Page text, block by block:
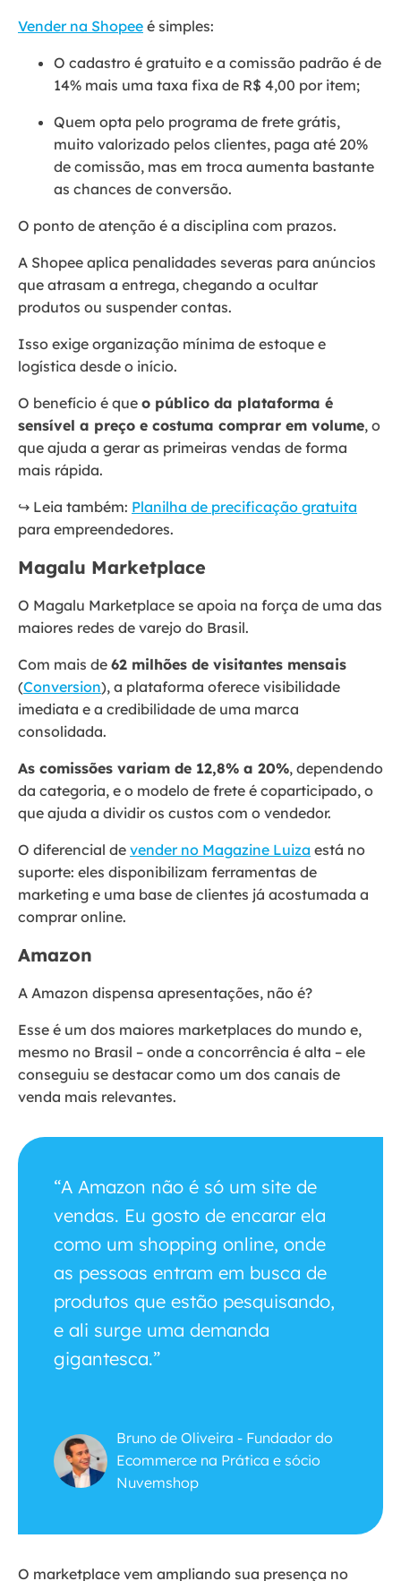
Vender na Shopee é simples:
O cadastro é gratuito e a comissão padrão é de
14% mais uma taxa fixa de R$ 4,00 por item;
Quem opta pelo programa de frete grátis,
muito valorizado pelos clientes, paga até 20%
de comissão, mas em troca aumenta bastante
as chances de conversão.
O ponto de atenção é a disciplina com prazos.
A Shopee aplica penalidades severas para anúncios
que atrasam a entrega, chegando a ocultar
produtos ou suspender contas.
Isso exige organização mínima de estoque e
logística desde o início.
O benefício é que o público da plataforma é
sensível a preço e costuma comprar em volume, o
que ajuda a gerar as primeiras vendas de forma
mais rápida.
↪️ Leia também: Planilha de precificação gratuita
para empreendedores.
Magalu Marketplace
O Magalu Marketplace se apoia na força de uma das
maiores redes de varejo do Brasil.
Com mais de 62 milhões de visitantes mensais
(Conversion), a plataforma oferece visibilidade
imediata e a credibilidade de uma marca
consolidada.
As comissões variam de 12,8% a 20%, dependendo
da categoria, e o modelo de frete é coparticipado, o
que ajuda a dividir os custos com o vendedor.
O diferencial de vender no Magazine Luiza está no
suporte: eles disponibilizam ferramentas de
marketing e uma base de clientes já acostumada a
comprar online.
Amazon
A Amazon dispensa apresentações, não é?
Esse é um dos maiores marketplaces do mundo e,
mesmo no Brasil – onde a concorrência é alta – ele
conseguiu se destacar como um dos canais de
venda mais relevantes.
“A Amazon não é só um site de
vendas. Eu gosto de encarar ela
como um shopping online, onde
as pessoas entram em busca de
produtos que estão pesquisando,
e ali surge uma demanda
gigantesca.”
Bruno de Oliveira - Fundador do
Ecommerce na Prática e sócio
Nuvemshop
O marketplace vem ampliando sua presença no